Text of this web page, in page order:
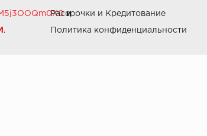
и
.
Рассрочки и Кредитование
Политика конфиденциальности